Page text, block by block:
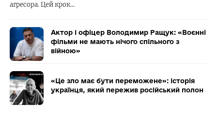
агресора. Цей крок…
Актор і офіцер Володимир Ращук: «Воєнні
фільми не мають нічого спільного з
війною»
«Це зло має бути переможене»: історія
українця, який пережив російський полон